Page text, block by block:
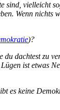
sind, vielleicht
Wenn nichts
)?
dachtest zu
ist etwas
es keine